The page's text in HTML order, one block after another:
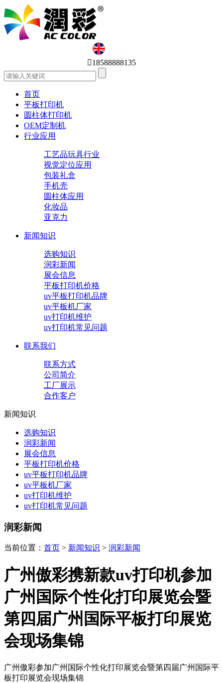
English
18588888135
首页
平板打印机
圆柱体打印机
OEM定制机
行业应用
工艺品玩具行业
视觉定位应用
包装礼盒
手机壳
圆柱体应用
化妆品
亚克力
新闻知识
选购知识
润彩新闻
展会信息
平板打印机价格
uv平板打印机品牌
uv平板机厂家
uv打印机维护
uv打印机常见问题
联系我们
联系方式
公司简介
工厂展示
合作客户
新闻知识
选购知识
润彩新闻
展会信息
平板打印机价格
uv平板打印机品牌
uv平板机厂家
uv打印机维护
uv打印机常见问题
润彩新闻
当前位置： 首页 > 新闻知识 > 润彩新闻
广州傲彩携新款uv打印机参加
广州国际个性化打印展览会暨
第四届广州国际平板打印展览
会现场集锦
广州傲彩参加广州国际个性化打印展览会暨第四届广州国际平
板打印展览会现场集锦